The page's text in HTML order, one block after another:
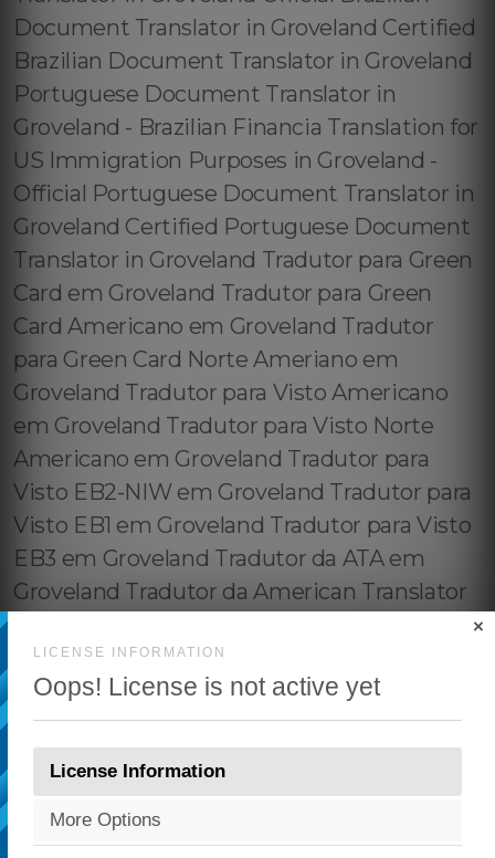
LICENSE INFORMATION
Oops! License is not active yet
×
License Information
More Options